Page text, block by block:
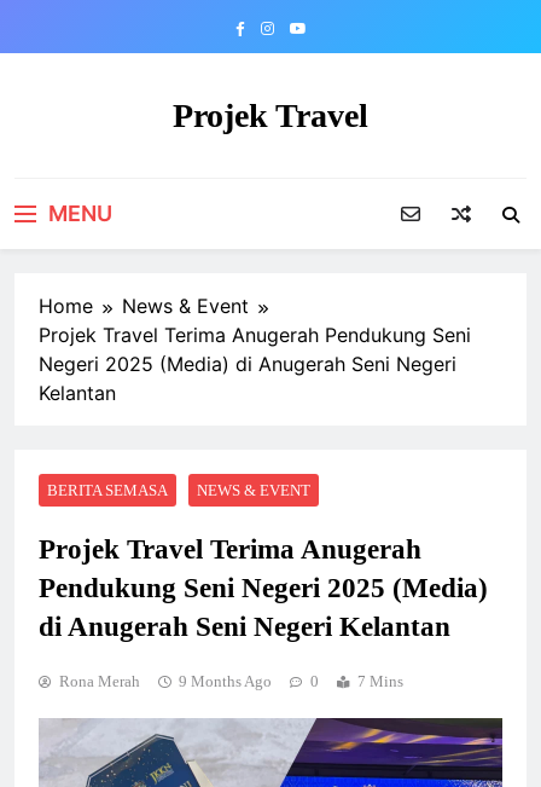
Projek Travel
MENU
Home
News & Event
Projek Travel Terima Anugerah Pendukung Seni
Negeri 2025 (Media) di Anugerah Seni Negeri
Kelantan
BERITA SEMASA NEWS & EVENT
Projek Travel Terima Anugerah
Pendukung Seni Negeri 2025 (Media)
di Anugerah Seni Negeri Kelantan
Rona Merah 9 Months Ago 0 7 Mins